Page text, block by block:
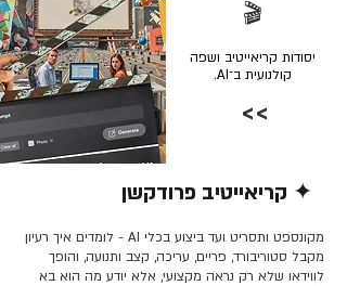
🎬
יסודות קריאייטיב ושפה
קולנועית ב־AI.
>>
✦ קריאייטיב פרודקשן
מקונספט ותסריט ועד ביצוע בכלי AI - לומדים איך רעיון
מקבל סטוריבורד, פריים, עריכה, קצב ותנועה, והופך
לווידאו שלא רק נראה מקצועי, אלא יודע מה הוא בא